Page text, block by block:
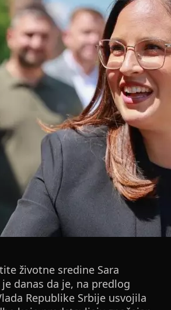
životne sredine Sara
danas da je, na predlog
Republike Srbije usvojila